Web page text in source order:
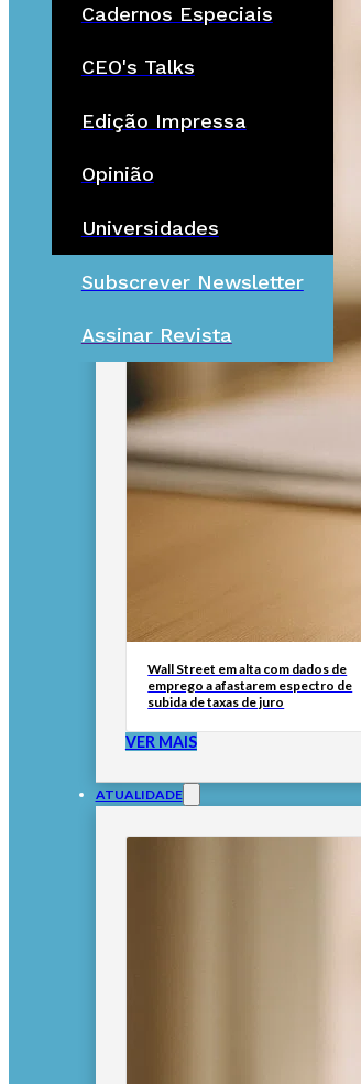
Cadernos Especiais
CEO's Talks
Edição Impressa
Opinião
Universidades
Subscrever Newsletter
Assinar Revista
Wall Street em alta com dados de
emprego a afastarem espectro de
subida de taxas de juro
VER MAIS
ATUALIDADE